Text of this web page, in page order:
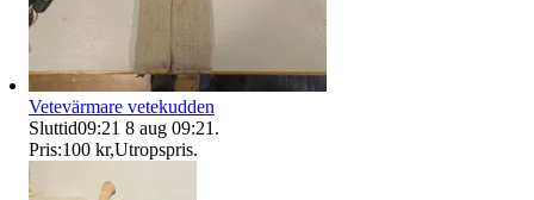
Vetevärmare vetekudden
Sluttid09:21 8 aug 09:21 .
Pris:100 kr,Utropspris.